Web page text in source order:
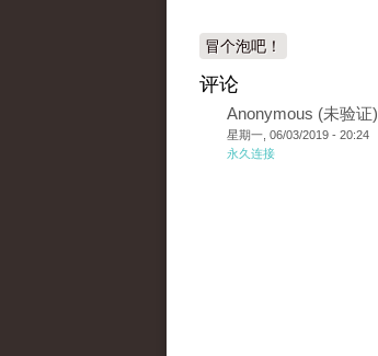
冒个泡吧！
评论
Anonymous (未验证)
星期一, 06/03/2019 - 20:24
永久连接